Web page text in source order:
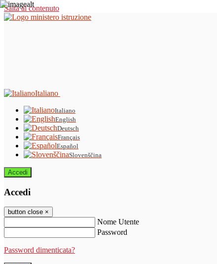
Salta al contenuto
Italiano
Italiano
English
Deutsch
Français
Español
Slovenščina
Accedi
Accedi
button close ×
Nome Utente
Password
Password dimenticata?